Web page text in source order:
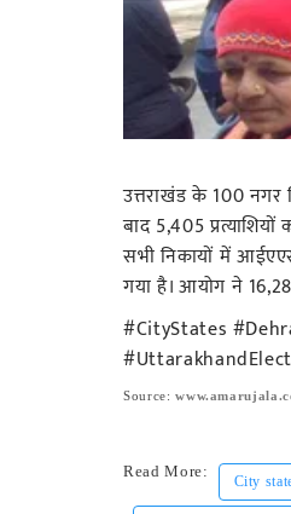
उत्तराखंड के 100
बाद 5,405
सभी निकायों में
गया है। आयोग ने
#CityStates
Source:
Read More:
City